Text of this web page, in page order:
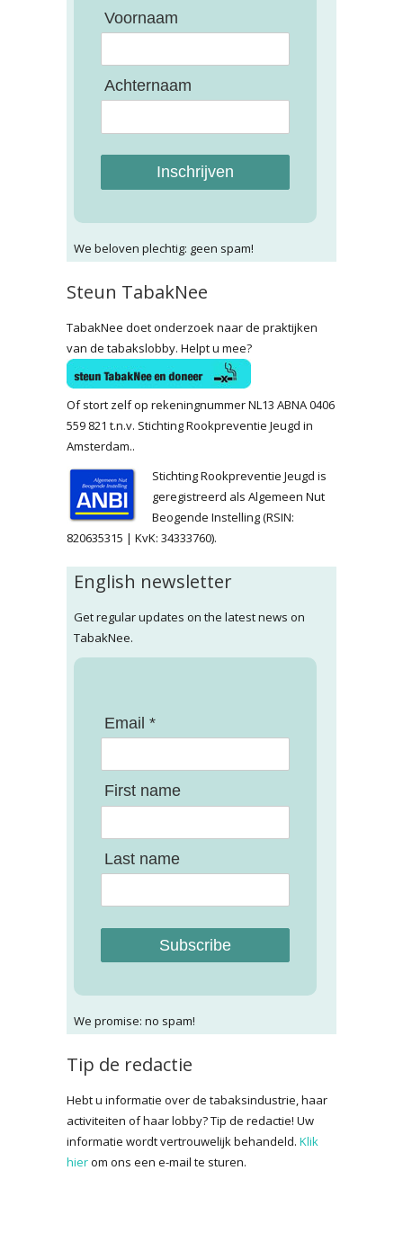
Voornaam
Achternaam
Inschrijven
We beloven plechtig: geen spam!
Steun TabakNee
TabakNee doet onderzoek naar de praktijken
van de tabakslobby. Helpt u mee?
Of stort zelf op rekeningnummer NL13 ABNA 0406
559 821 t.n.v. Stichting Rookpreventie Jeugd in
Amsterdam..
Stichting Rookpreventie Jeugd is
geregistreerd als Algemeen Nut
Beogende Instelling (RSIN:
820635315 | KvK: 34333760).
English newsletter
Get regular updates on the latest news on
TabakNee.
Email *
First name
Last name
Subscribe
We promise: no spam!
Tip de redactie
Hebt u informatie over de tabaksindustrie, haar
activiteiten of haar lobby? Tip de redactie! Uw
informatie wordt vertrouwelijk behandeld. Klik
hierom ons een e-mail te sturen.